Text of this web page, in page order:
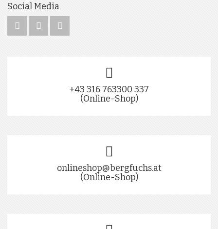
Social Media
+43 316 763300 337
(Online-Shop)
onlineshop@bergfuchs.at
(Online-Shop)